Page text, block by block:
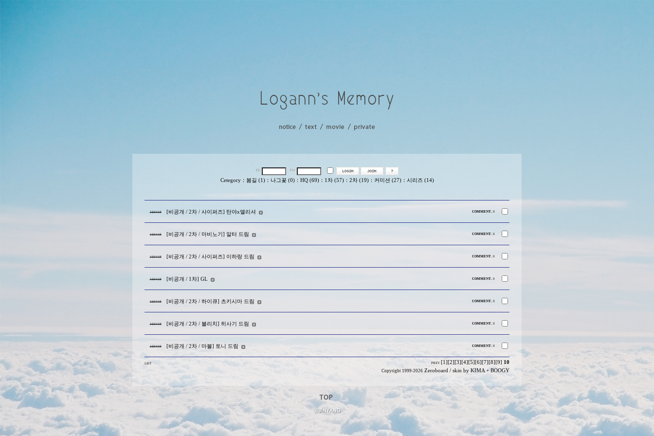
Cetegory： 봄길 (1)： 나그꽃 (0)： HQ (69)： 1차 (57)： 2차 (19)： 커미션 (27)： 시리즈 (14)
160419 [비공개 / 2차 / 사이퍼즈] 탄야x앨리셔 COMMENT. 0
160419 [비공개 / 2차 / 마비노기] 알터 드림 COMMENT. 0
160419 [비공개 / 2차 / 사이퍼즈] 이하랑 드림 COMMENT. 0
160419 [비공개 / 1차] GL COMMENT. 0
160419 [비공개 / 2차 / 하이큐] 츠키시마 드림 COMMENT. 0
160419 [비공개 / 2차 / 블리치] 히사기 드림 COMMENT. 0
160419 [비공개 / 2차 / 마블] 토니 드림 COMMENT. 0
LIST PREV [1] [2] [3] [4] [5] [6] [7] [8] [9] 10
Copyright 1999-2026 Zeroboard / skin by KIMA +BOOGY